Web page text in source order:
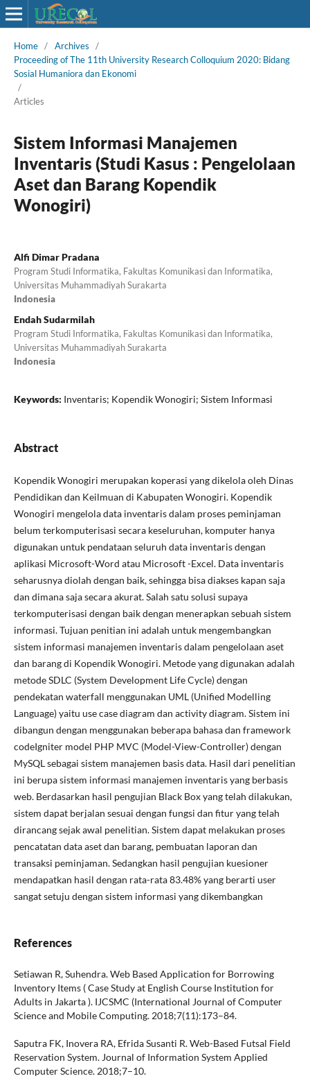
Home / Archives
/
Proceeding of The 11th University Research Colloquium 2020: Bidang
Sosial Humaniora dan Ekonomi
/
Articles
Sistem Informasi Manajemen
Inventaris (Studi Kasus : Pengelolaan
Aset dan Barang Kopendik
Wonogiri)
Alfi Dimar Pradana
Program Studi Informatika, Fakultas Komunikasi dan Informatika,
Universitas Muhammadiyah Surakarta
Indonesia
Endah Sudarmilah
Program Studi Informatika, Fakultas Komunikasi dan Informatika,
Universitas Muhammadiyah Surakarta
Indonesia
Keywords: Inventaris; Kopendik Wonogiri; Sistem Informasi
Abstract
Kopendik Wonogiri merupakan koperasi yang dikelola oleh Dinas
Pendidikan dan Keilmuan di Kabupaten Wonogiri. Kopendik
Wonogiri mengelola data inventaris dalam proses peminjaman
belum terkomputerisasi secara keseluruhan, komputer hanya
digunakan untuk pendataan seluruh data inventaris dengan
aplikasi Microsoft-Word atau Microsoft -Excel. Data inventaris
seharusnya diolah dengan baik, sehingga bisa diakses kapan saja
dan dimana saja secara akurat. Salah satu solusi supaya
terkomputerisasi dengan baik dengan menerapkan sebuah sistem
informasi. Tujuan penitian ini adalah untuk mengembangkan
sistem informasi manajemen inventaris dalam pengelolaan aset
dan barang di Kopendik Wonogiri. Metode yang digunakan adalah
metode SDLC (System Development Life Cycle) dengan
pendekatan waterfall menggunakan UML (Unified Modelling
Language) yaitu use case diagram dan activity diagram. Sistem ini
dibangun dengan menggunakan beberapa bahasa dan framework
codeIgniter model PHP MVC (Model-View-Controller) dengan
MySQL sebagai sistem manajemen basis data. Hasil dari penelitian
ini berupa sistem informasi manajemen inventaris yang berbasis
web. Berdasarkan hasil pengujian Black Box yang telah dilakukan,
sistem dapat berjalan sesuai dengan fungsi dan fitur yang telah
dirancang sejak awal penelitian. Sistem dapat melakukan proses
pencatatan data aset dan barang, pembuatan laporan dan
transaksi peminjaman. Sedangkan hasil pengujian kuesioner
mendapatkan hasil dengan rata-rata 83.48% yang berarti user
sangat setuju dengan sistem informasi yang dikembangkan
References
Setiawan R, Suhendra. Web Based Application for Borrowing
Inventory Items ( Case Study at English Course Institution for
Adults in Jakarta ). IJCSMC (International Journal of Computer
Science and Mobile Computing. 2018;7(11):173–84.
Saputra FK, Inovera RA, Efrida Susanti R. Web-Based Futsal Field
Reservation System. Journal of Information System Applied
Computer Science. 2018;7–10.